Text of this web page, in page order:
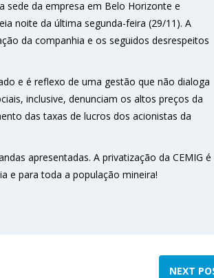
sede da empresa em Belo Horizonte e
noite da última segunda-feira (29/11). A
da companhia e os seguidos desrespeitos
e é reflexo de uma gestão que não dialoga
inclusive, denunciam os altos preços da
das taxas de lucros dos acionistas da
apresentadas. A privatização da CEMIG é
e para toda a população mineira!
NEXT